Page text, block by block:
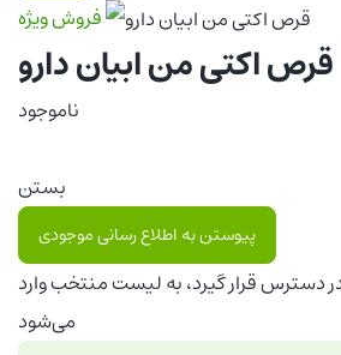
فروش ویژه
قرص اکتی من ابیان دارو
ناموجود
بستن
پیوستن به اطلاع رسانی موجودی
دسترس قرار گیرد، به لیست منتخب وارد
می‌شود